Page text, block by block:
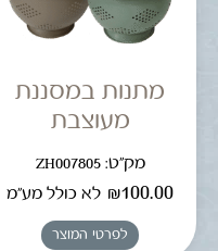
מתנות במסננת
מעוצבת
מק"ט: ZH007805
₪100.00 לא כולל מע"מ
לפרטי המוצר